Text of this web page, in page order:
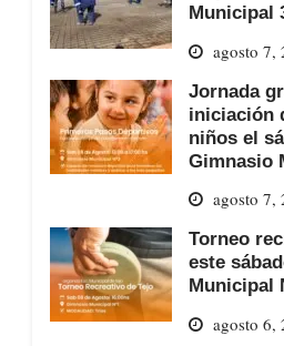
Municipal
agosto 7,
Jornada
iniciación
niños el
Gimnasio
agosto 7,
Torneo
este
Municipal
agosto 6,